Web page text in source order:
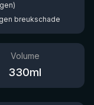
breukschade
Volume
330ml